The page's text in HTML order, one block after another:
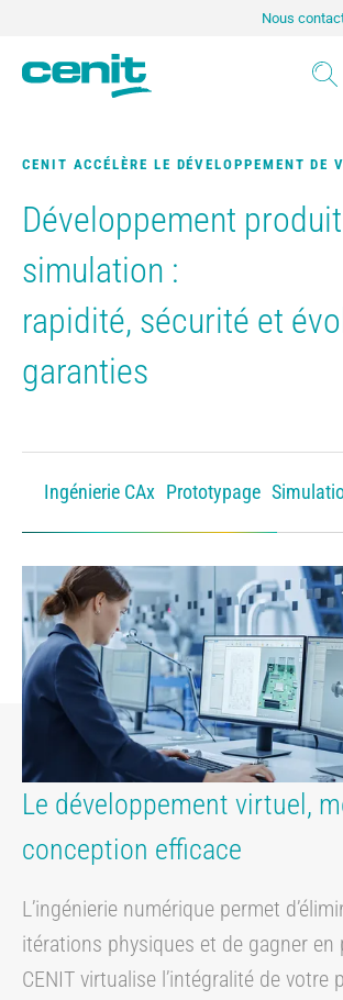
Nous
CENIT ACCÉLÈRE LE DÉVELOPPEMENT DE
Développement
simulation :
rapidité, sécurité et
garanties
Ingénierie CAx Prototypage
Le développement virtuel,
conception efficace
L’ingénierie numérique permet
itérations physiques et de gagner en
CENIT virtualise l’intégralité de votre